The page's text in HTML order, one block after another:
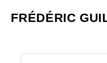
FRÉDÉRIC